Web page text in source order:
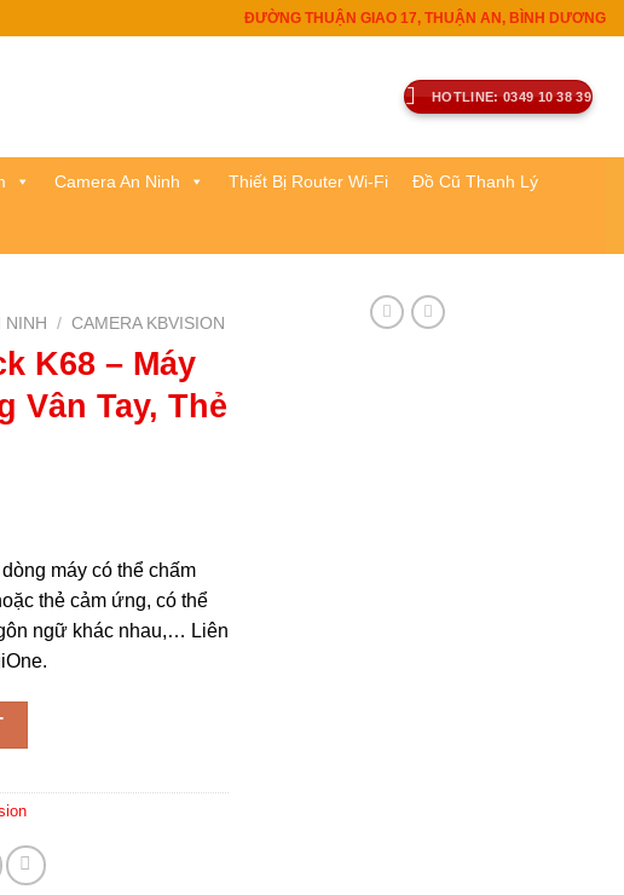
ĐƯỜNG THUẬN GIAO 17, THUẬN AN, BÌNH DƯƠNG
HOTLINE: 0349 10 38 39
Camera An Ninh Thiết Bị Router Wi-Fi Đồ Cũ Thanh Lý
NINH / CAMERA KBVISION
K68 – Máy
Vân Tay, Thẻ
máy có thể chấm
thẻ cảm ứng, có thể
ngữ khác nhau,… Liên